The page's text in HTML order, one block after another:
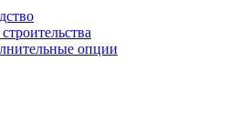
опции